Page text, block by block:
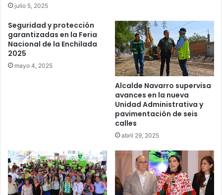
julio 5, 2025
Seguridad y protección
garantizadas en la Feria
Nacional de la Enchilada
2025
mayo 4, 2025
Alcalde Navarro supervisa
avances en la nueva
Unidad Administrativa y
pavimentación de seis
calles
abril 29, 2025